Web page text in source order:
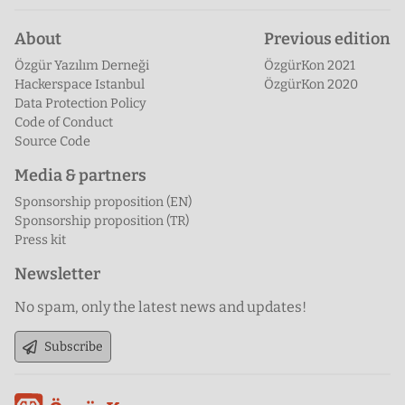
About
Özgür Yazılım Derneği
Hackerspace Istanbul
Data Protection Policy
Code of Conduct
Source Code
Previous edition
ÖzgürKon 2021
ÖzgürKon 2020
Media & partners
Sponsorship proposition (EN)
Sponsorship proposition (TR)
Press kit
Newsletter
No spam, only the latest news and updates!
Subscribe